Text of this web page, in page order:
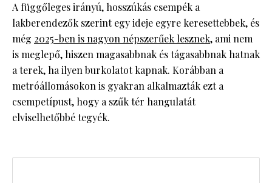
A függőleges irányú, hosszúkás csempék a
lakberendezők szerint egy ideje egyre keresettebbek, és
még 2025-ben is nagyon népszerűek lesznek, ami nem
is meglepő, hiszen magasabbnak és tágasabbnak hatnak
a terek, ha ilyen burkolatot kapnak. Korábban a
metróállomásokon is gyakran alkalmazták ezt a
csempetípust, hogy a szűk tér hangulatát
elviselhetőbbé tegyék.